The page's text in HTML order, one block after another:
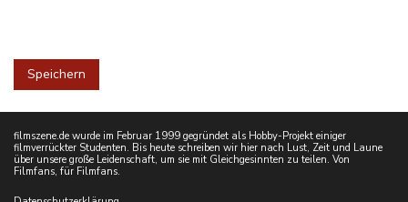
filmszene.de wurde im Februar 1999 gegründet als Hobby-Projekt einiger
filmverrückter Studenten. Bis heute schreiben wir hier nach Lust, Zeit und Laune
über unsere große Leidenschaft, um sie mit Gleichgesinnten zu teilen. Von
Filmfans, für Filmfans.